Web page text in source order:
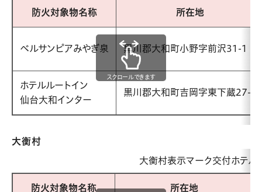
防火対象物名称 所在地
ベルサンピアみやぎ泉 黒川郡大和町小野字前沢31-1
ホテルルートイン
仙台大和インター
黒川郡大和町吉岡字東下蔵27-1
スクロールできます
大衡村
大衡村表示マーク交付ホテル
防火対象物名称 所在地